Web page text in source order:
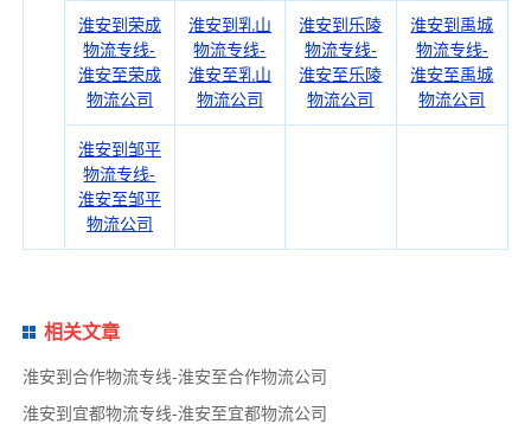
淮安到荣成
物流专线-
淮安至荣成
物流公司
淮安到乳山
物流专线-
淮安至乳山
物流公司
淮安到乐陵
物流专线-
淮安至乐陵
物流公司
淮安到禹城
物流专线-
淮安至禹城
物流公司
淮安到邹平
物流专线-
淮安至邹平
物流公司
相关文章
淮安到合作物流专线-淮安至合作物流公司
淮安到宜都物流专线-淮安至宜都物流公司